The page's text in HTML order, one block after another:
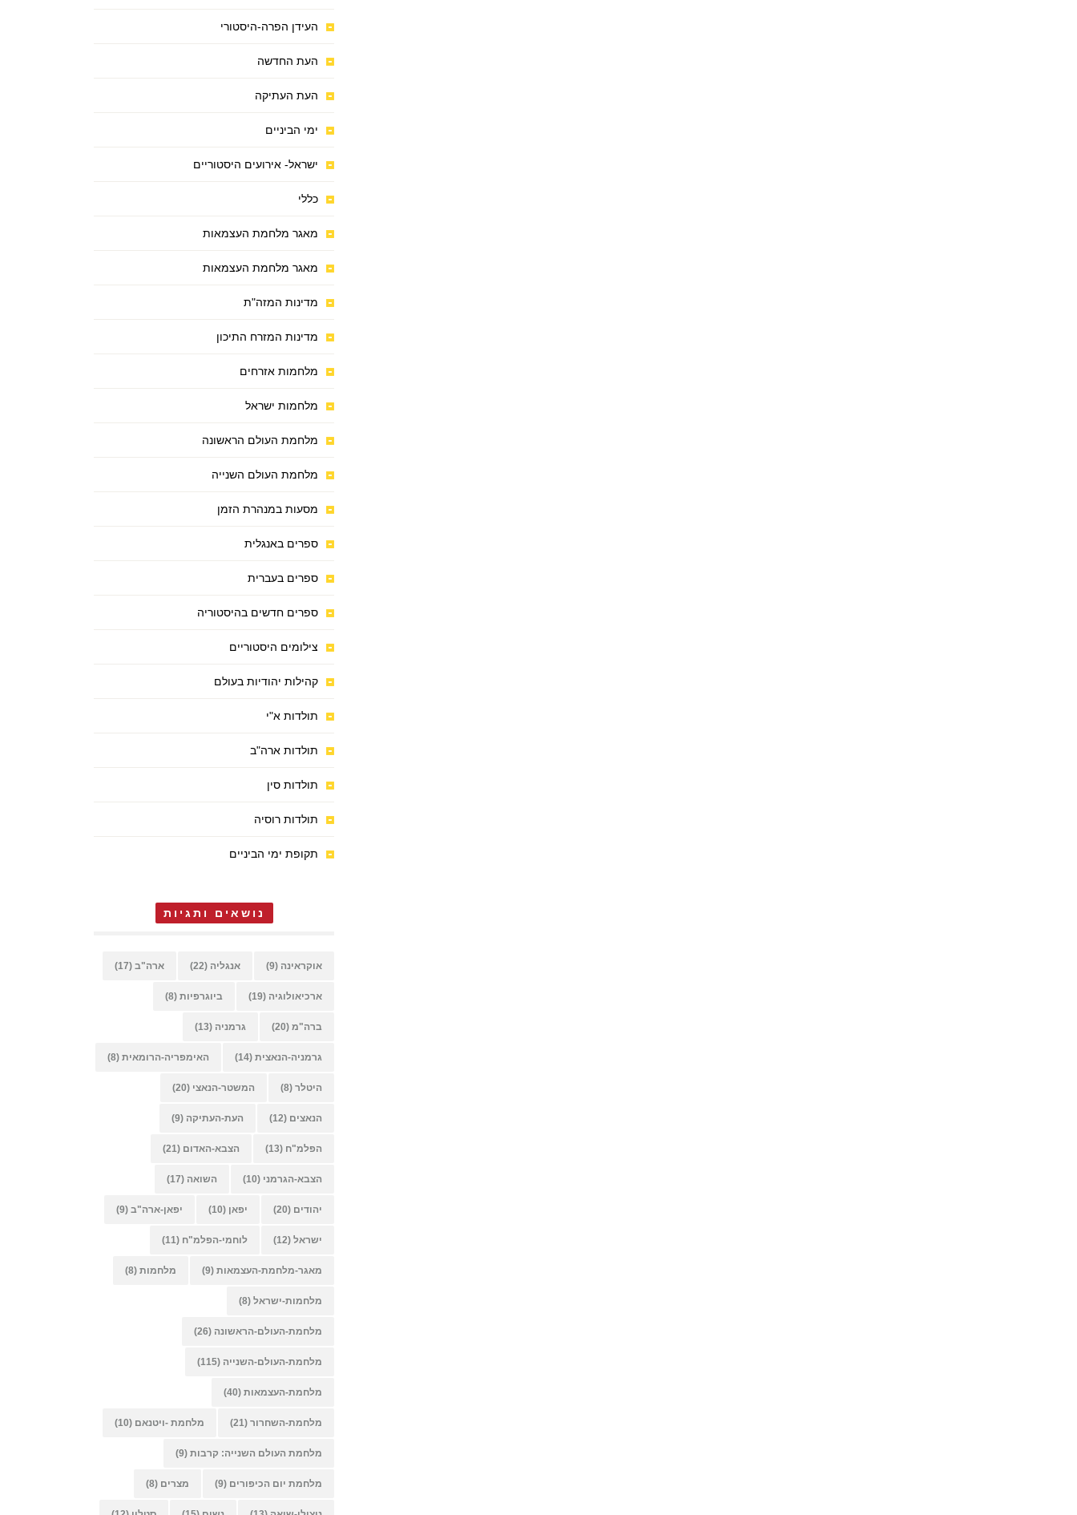
העידן הפרה-היסטורי
העת החדשה
העת העתיקה
ימי הביניים
ישראל- אירועים היסטוריים
כללי
מאגר מלחמת העצמאות
מאגר מלחמת העצמאות
מדינות המזה"ת
מדינות המזרח התיכון
מלחמות אזרחים
מלחמות ישראל
מלחמת העולם הראשונה
מלחמת העולם השנייה
מסעות במנהרת הזמן
ספרים באנגלית
ספרים בעברית
ספרים חדשים בהיסטוריה
צילומים היסטוריים
קהילות יהודיות בעולם
תולדות א"י
תולדות ארה"ב
תולדות סין
תולדות רוסיה
תקופת ימי הביניים
נושאים ותגיות
אוקראינה (9) אנגליה (22) ארה"ב (17)
ארכיאולוגיה (19) ביוגרפיות (8)
ברה"מ (20) גרמניה (13)
גרמניה-הנאצית (14) האימפריה-הרומאית (8)
היטלר (8) המשטר-הנאצי (20)
הנאצים (12) העת-העתיקה (9)
הפלמ"ח (13) הצבא-האדום (21)
הצבא-הגרמני (10) השואה (17)
יהודים (20) יפאן (10) יפאן-ארה"ב (9)
ישראל (12) לוחמי-הפלמ"ח (11)
מאגר-מלחמת-העצמאות (9) מלחמות (8)
מלחמות-ישראל (8)
מלחמת-העולם-הראשונה (26)
מלחמת-העולם-השנייה (115)
מלחמת-העצמאות (40)
מלחמת-השחרור (21) מלחמת -ויטנאם (10)
מלחמת העולם השנייה: קרבות (9)
מלחמת יום הכיפורים (9) מצרים (8)